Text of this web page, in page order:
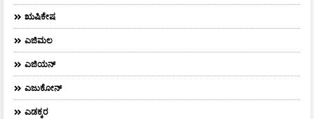
ಋಷಿಕೇಷ
ಎಜಿಮಲ
ಎಜಿಯನ್
ಎಜುಕೋನ್
ಎಡಕ್ಕರ